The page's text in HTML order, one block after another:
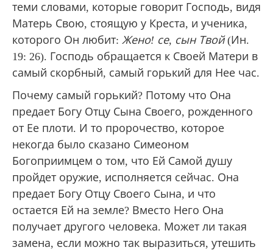
теми словами, которые говорит Господь, видя
Матерь Свою, стоящую у Креста, и ученика,
которого Он любит: Жено! се, сын Твой(Ин.
19: 26). Господь обращается к Своей Матери в
самый скорбный, самый горький для Нее час.
Почему самый горький? Потому что Она
предает Богу Отцу Сына Своего, рожденного
от Ее плоти. И то пророчество, которое
некогда было сказано Симеоном
Богоприимцем о том, что Ей Самой душу
пройдет оружие, исполняется сейчас. Она
предает Богу Отцу Своего Сына, и что
остается Ей на земле? Вместо Него Она
получает другого человека. Может ли такая
замена, если можно так выразиться, утешить